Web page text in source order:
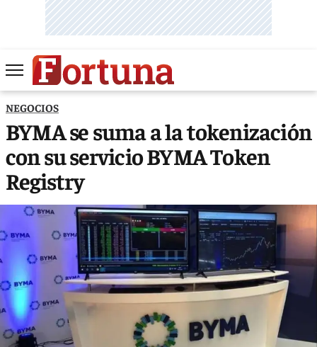
NEGOCIOS
BYMA se suma a la tokenización
con su servicio BYMA Token
Registry